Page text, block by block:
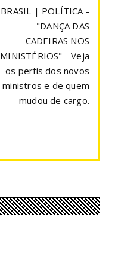
BRASIL | POLÍTICA -
"DANÇA DAS
CADEIRAS NOS
MINISTÉRIOS" - Veja
os perfis dos novos
ministros e de quem
mudou de cargo.